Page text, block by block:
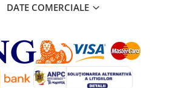
DATE COMERCIALE